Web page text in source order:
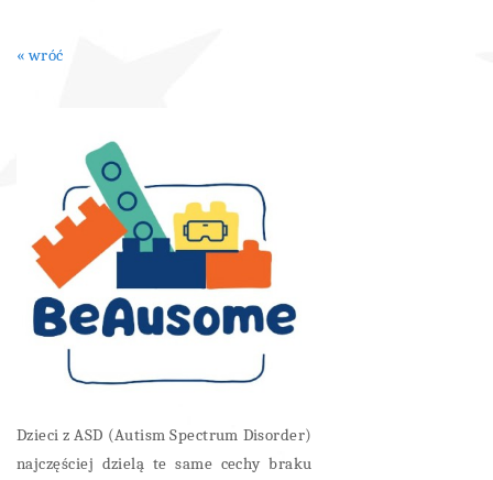
« wróć
Dzieci z ASD (Autism Spectrum Disorder)
najczęściej dzielą te same cechy braku